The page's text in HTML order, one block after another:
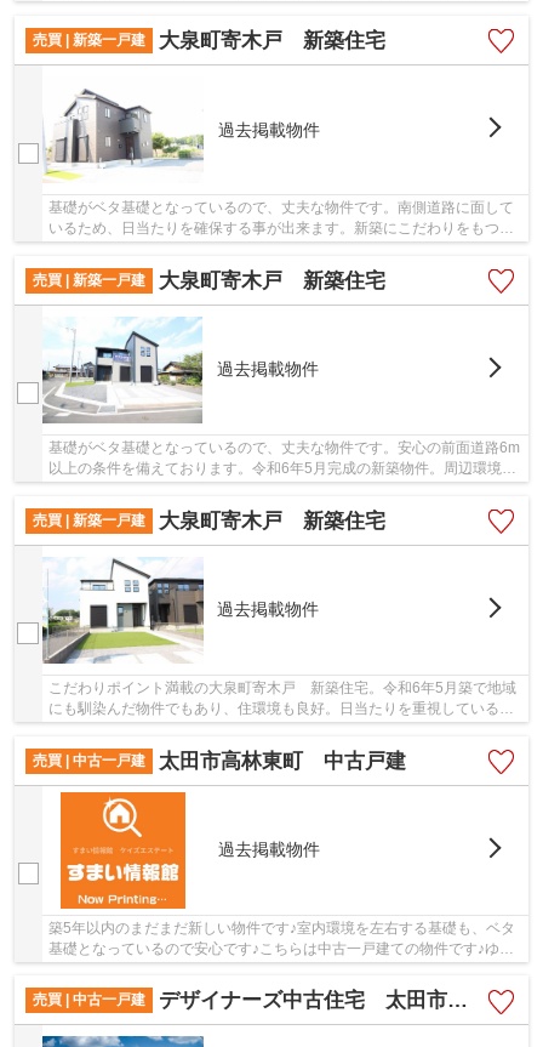
売買 | 新築一戸建
大泉町寄木戸 新築住宅
過去掲載物件
基礎がベタ基礎となっているので、丈夫な物件です。南側道路に面して
いるため、日当たりを確保する事が出来ます。新築にこだわりをもつ方
売買 | 新築一戸建
大泉町寄木戸 新築住宅
過去掲載物件
基礎がベタ基礎となっているので、丈夫な物件です。安心の前面道路6m
以上の条件を備えております。令和6年5月完成の新築物件。周辺環境も
売買 | 新築一戸建
大泉町寄木戸 新築住宅
過去掲載物件
こだわりポイント満載の大泉町寄木戸 新築住宅。令和6年5月築で地域
にも馴染んだ物件でもあり、住環境も良好。日当たりを重視している方
に適した南側道路になります。初めてのマイホ...
売買 | 中古一戸建
太田市高林東町 中古戸建
過去掲載物件
築5年以内のまだまだ新しい物件です♪室内環境を左右する基礎も、ベタ
基礎となっているので安心です♪こちらは中古一戸建ての物件です♪ゆっ
たりとしたオープン外構のスペースには花や緑...
売買 | 中古一戸建
デザイナーズ中古住宅 太田市高林東町